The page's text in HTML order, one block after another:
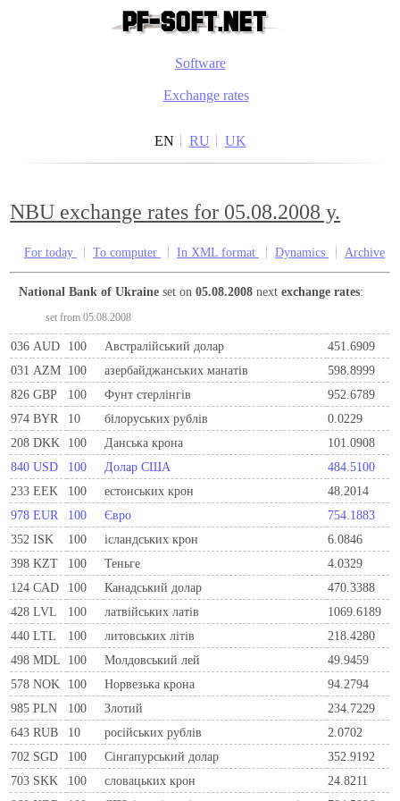
Software
Exchange rates
EN RU UK
NBU exchange rates for 05.08.2008 y.
For today To computer In XML format Dynamics Archive
National Bank of Ukraine set on05.08.2008 nextexchange rates:
set from 05.08.2008
036 AUD 100 Австралійський долар
451.6909
031 AZM 100 азербайджанських манатів
598.8999
826 GBP 100 Фунт стерлінгів
952.6789
974 BYR 10 білоруських рублів
0.0229
208 DKK 100 Данська крона
101.0908
840 USD 100 Долар США
484.5100
233 EEK 100 естонських крон
48.2014
978 EUR 100 Євро
754.1883
352 ISK 100 ісландських крон
6.0846
398 KZT 100 Теньге
4.0329
124 CAD 100 Канадський долар
470.3388
428 LVL 100 латвійських латів
1069.6189
440 LTL 100 литовських літів
218.4280
498 MDL 100 Молдовський лей
49.9459
578 NOK 100 Норвезька крона
94.2794
985 PLN 100 Злотий
234.7229
643 RUB 10 російських рублів
2.0702
702 SGD 100 Сінгапурський долар
352.9192
703 SKK 100 словацьких крон
24.8211